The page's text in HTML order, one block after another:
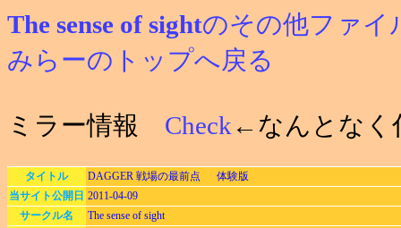
The sense of sightのその他ファイ
みらーのトップへ戻る
ミラー情報 Check ←なんとなく
タイトル
DAGGER 戦場の最前点 体験版
当サイト公開日 2011-04-09
サークル名
The sense of sight